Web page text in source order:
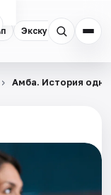
Экскурсии
Амба. История